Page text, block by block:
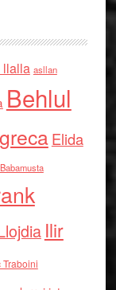
llalla asllan
Behlul
Elida
Ilir
Traboini